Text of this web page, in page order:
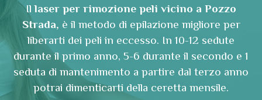
Illaser per rimozione peli vicino a Pozzo
Strada, è il metodo di epilazione migliore per
liberarti dei peli in eccesso. In 10-12 sedute
durante il primo anno, 5-6 durante il secondo e 1
seduta di mantenimento a partire dal terzo anno
potrai dimenticarti della ceretta mensile.